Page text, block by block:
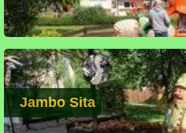
Jambo Sita